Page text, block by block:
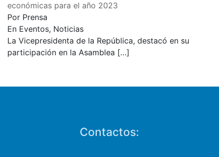
económicas para el año 2023
Por Prensa
En Eventos, Noticias
La Vicepresidenta de la República, destacó en su
participación en la Asamblea […]
Contactos: